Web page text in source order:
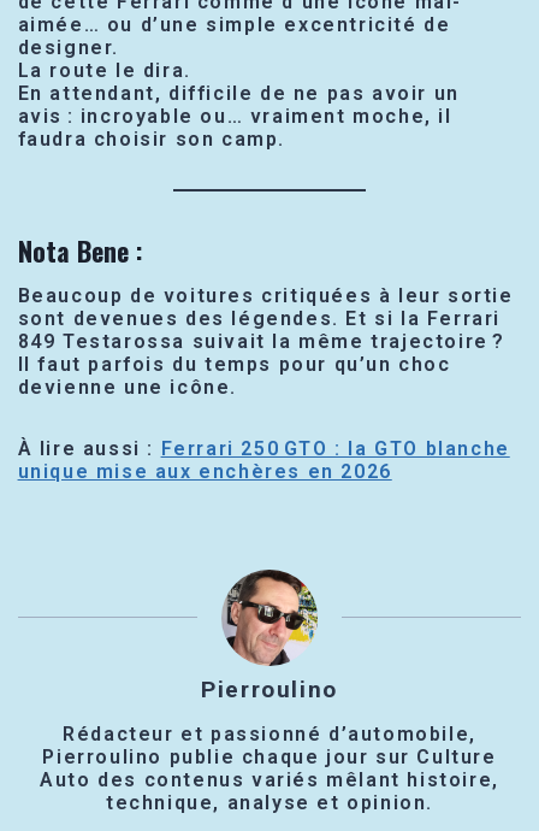
aimée… ou d’une simple excentricité de
designer.
La route le dira.
En attendant, difficile de ne pas avoir un
avis : incroyable ou… vraiment moche, il
faudra choisir son camp.
Nota Bene :
Beaucoup de voitures critiquées à leur sortie
sont devenues des légendes. Et si la Ferrari
849 Testarossa suivait la même trajectoire ?
Il faut parfois du temps pour qu’un choc
devienne une icône.
À lire aussi : Ferrari 250 GTO : la GTO blanche
unique mise aux enchères en 2026
Pierroulino
Rédacteur et passionné d’automobile,
Pierroulino publie chaque jour sur Culture
Auto des contenus variés mêlant histoire,
technique, analyse et opinion.